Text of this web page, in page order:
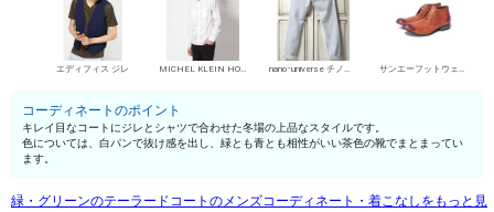
エディフィス ジレ MICHEL KLEIN HOMME シャツ nano･universe チノパン・綿パン サンエーフットウェア 短靴・レザーシューズ
コーディネートのポイント
キレイ目なコートにジレとシャツで合わせた冬場の上品なスタイルです。
色については、白パンで抜け感を出し、緑とも青とも相性がいい茶色の靴でまとまってい
ます。
緑・グリーンのテーラードコートのメンズコーディネート・着こなしをもっと見